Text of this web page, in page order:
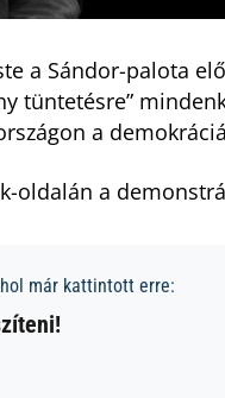
a Sándor-palota
tüntetésre”
a
oldalán a
már kattintott erre: